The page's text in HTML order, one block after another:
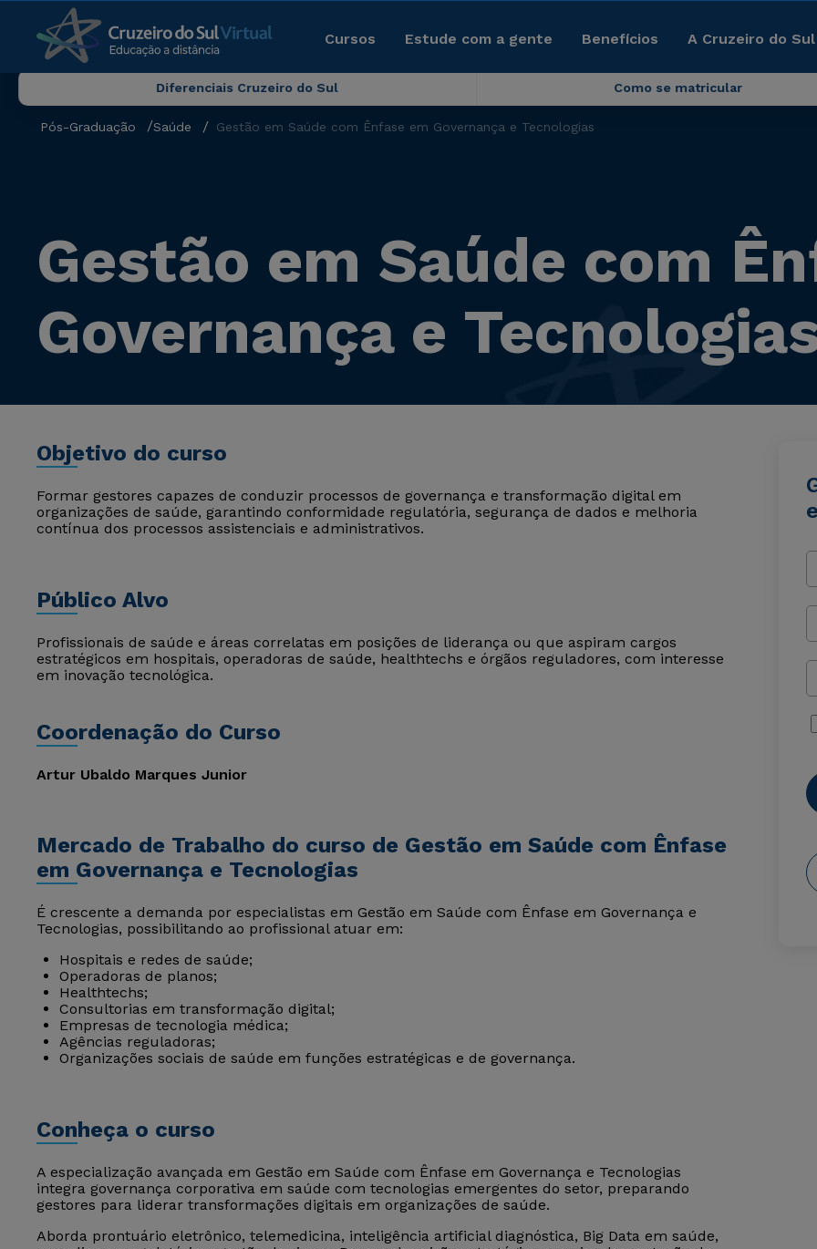
Cursos Estude com a gente Benefícios A Cruzeiro do
Diferenciais Cruzeiro do Sul Como se matricular
Pós-Graduação Saúde Gestão em Saúde com Ênfase em Governança e Tecnologias
Gestão em Saúde com
Governança e
Objetivo do curso
Formar gestores capazes de conduzir processos de governança e transformação digital em
organizações de saúde, garantindo conformidade regulatória, segurança de dados e melhoria
contínua dos processos assistenciais e administrativos.
Público Alvo
Profissionais de saúde e áreas correlatas em posições de liderança ou que aspiram cargos
estratégicos em hospitais, operadoras de saúde, healthtechs e órgãos reguladores, com interesse
em inovação tecnológica.
Coordenação do Curso
Artur Ubaldo Marques Junior
Mercado de Trabalho do curso de Gestão em Saúde com Ênfase
em Governança e Tecnologias
É crescente a demanda por especialistas em Gestão em Saúde com Ênfase em Governança e
Tecnologias, possibilitando ao profissional atuar em:
Hospitais e redes de saúde;
Operadoras de planos;
Healthtechs;
Consultorias em transformação digital;
Empresas de tecnologia médica;
Agências reguladoras;
Organizações sociais de saúde em funções estratégicas e de governança.
Conheça o curso
A especialização avançada em Gestão em Saúde com Ênfase em Governança e Tecnologias
integra governança corporativa em saúde com tecnologias emergentes do setor, preparando
gestores para liderar transformações digitais em organizações de saúde.
Aborda prontuário eletrônico, telemedicina, inteligência artificial diagnóstica, Big Data em saúde,